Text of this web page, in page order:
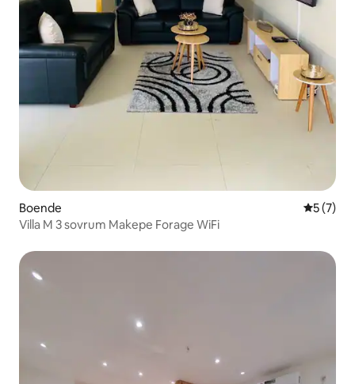
Boende 5 av 5 i
5 (7)
Villa M 3 sovrum Makepe Forage WiFi